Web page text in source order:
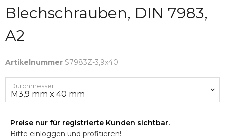
Blechschrauben, DIN 7983,
A2
Artikelnummer S7983Z-3,9x40
Durchmesser
Preise nur für registrierte Kunden sichtbar.
Bitte einloggen und profitieren!